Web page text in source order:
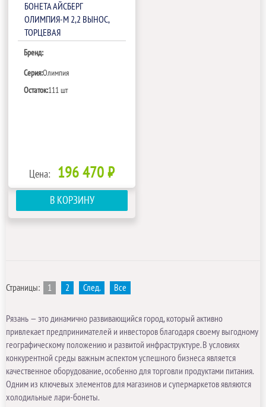
БОНЕТА АЙСБЕРГ
ОЛИМПИЯ-М 2,2 ВЫНОС,
ТОРЦЕВАЯ
Бренд:
Серия:Олимпия
Остаток:111 шт
Цена: 196 470 ₽
В КОРЗИНУ
Страницы: 1 2 След. Все
Рязань — это динамично развивающийся город, который активно
привлекает предпринимателей и инвесторов благодаря своему выгодному
географическому положению и развитой инфраструктуре. В условиях
конкурентной среды важным аспектом успешного бизнеса является
качественное оборудование, особенно для торговли продуктами питания.
Одним из ключевых элементов для магазинов и супермаркетов являются
холодильные лари-бонеты.